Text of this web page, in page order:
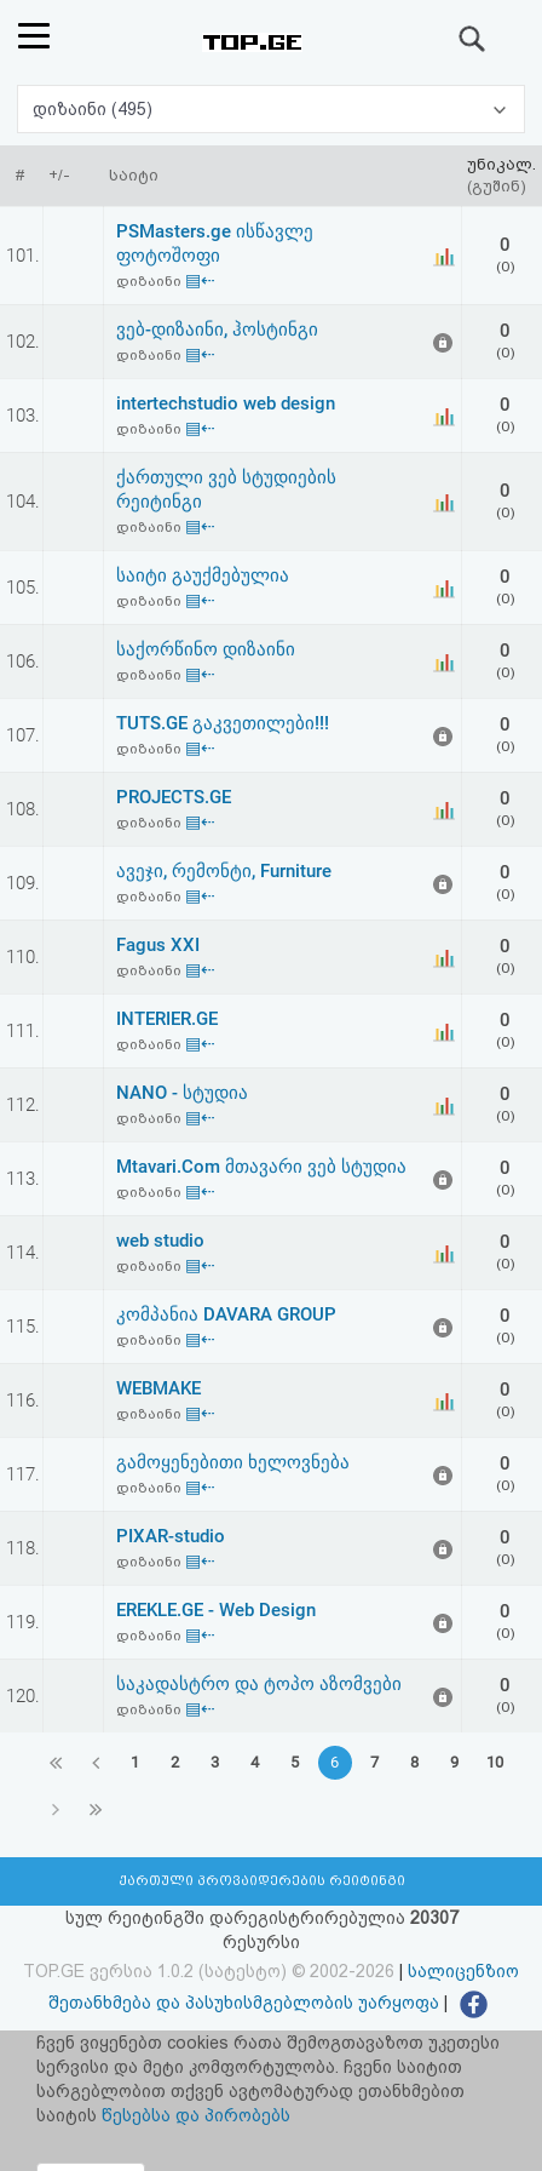
რეიტინგი
(მთავარი)
ფოსტა
პაროლის
აღდგენა
სალიცენზიო
პასუხისმგებლობის
დიზაინი (495)
# +/- საიტი
უნიკალ.
(გუშინ)
101.
PSMasters.ge ისწავლე
ფოტოშოფი
დიზაინი ▤⇠
0
(0)
102.
ვებ-დიზაინი, ჰოსტინგი
დიზაინი ▤⇠
0
(0)
103.
intertechstudio web design
დიზაინი ▤⇠
0
(0)
104.
ქართული ვებ სტუდიების
რეიტინგი
დიზაინი ▤⇠
0
(0)
105.
საიტი გაუქმებულია
დიზაინი ▤⇠
0
(0)
106.
საქორწინო დიზაინი
დიზაინი ▤⇠
0
(0)
107.
TUTS.GE გაკვეთილები!!!
დიზაინი ▤⇠
0
(0)
108.
PROJECTS.GE
დიზაინი ▤⇠
0
(0)
109.
ავეჯი, რემონტი, Furniture
დიზაინი ▤⇠
0
(0)
110.
Fagus XXI
დიზაინი ▤⇠
0
(0)
111.
INTERIER.GE
დიზაინი ▤⇠
0
(0)
112.
NANO - სტუდია
დიზაინი ▤⇠
0
(0)
113.
Mtavari.Com მთავარი ვებ სტუდია
დიზაინი ▤⇠
0
(0)
114.
web studio
დიზაინი ▤⇠
0
(0)
115.
კომპანია DAVARA GROUP
დიზაინი ▤⇠
0
(0)
116.
WEBMAKE
დიზაინი ▤⇠
0
(0)
117.
გამოყენებითი ხელოვნება
დიზაინი ▤⇠
0
(0)
118.
PIXAR-studio
დიზაინი ▤⇠
0
(0)
119.
EREKLE.GE - Web Design
დიზაინი ▤⇠
0
(0)
120.
საკადასტრო და ტოპო აზომვები
დიზაინი ▤⇠
0
(0)
1 2 3 4 5 6 7 8 9 10
ქართული პროვაიდერების რეიტინგი
სულ რეიტინგში დარეგისტრირებულია 20307
რესურსი
TOP.GE ვერსია 1.0.2 (სატესტო) © 2002-2026
სალიცენზიო
შეთანხმება და პასუხისმგებლობის უარყოფა
facebook.com/TOP.GE
იხილეთ TOP.GE - ის ძველი ვერსია ბმულზე
ჩვენ ვიყენებთ cookies რათა შემოგთავაზოთ უკეთესი
სერვისი და მეტი კომფორტულობა. ჩვენი საიტით
სარგებლობით თქვენ ავტომატურად ეთანხმებით
საიტის წესებსა და პირობებს